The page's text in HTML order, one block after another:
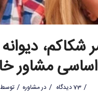
اساسی مشاور
/ 73 دیدگاه / درمشاوره / توسط